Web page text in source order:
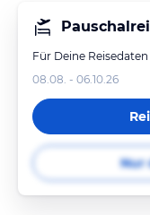
Für Deine
08.08. - 06.10.26
Nur